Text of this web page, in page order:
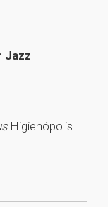
Jazz
Higienópolis